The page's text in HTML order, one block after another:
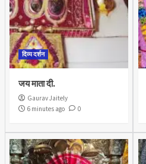
दिव्य दर्शन
जय माता दी.
Gaurav Jaitely
6 minutes ago
0